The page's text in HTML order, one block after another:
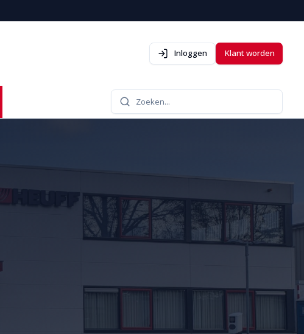
Inloggen Klant worden
Zoeken...